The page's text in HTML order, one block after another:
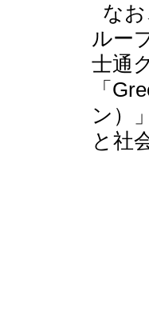
な
ルー
士通
「
ン）
と社